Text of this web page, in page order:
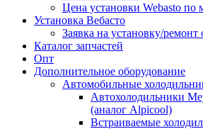
Цена установки Webasto по
Установка Вебасто
Заявка на установку/ремонт
Каталог запчастей
Опт
Дополнительное оборудование
Автомобильные
Автохолодильники
(аналог Alpicool)
Встраиваемые